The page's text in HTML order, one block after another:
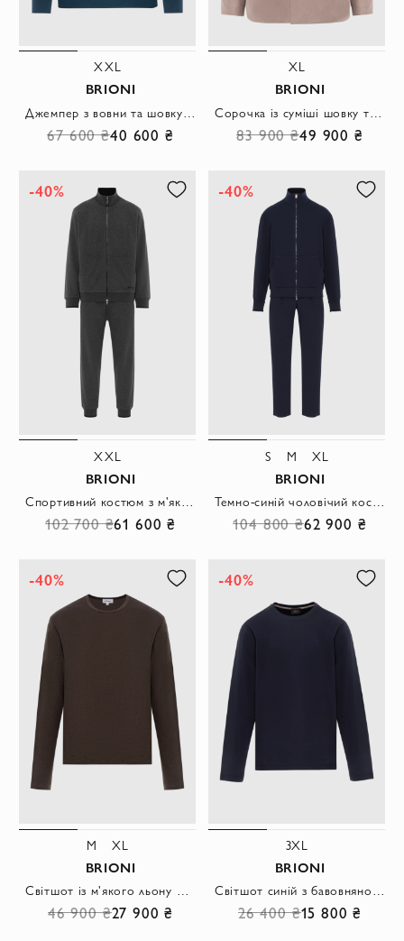
XXL
BRIONI
67 600 ₴40 600 ₴
XL
BRIONI
83 900 ₴49 900 ₴
-40%
XXL
BRIONI
Спортивний костюм з м'якого матеріалу у кольорі графіт
102 700 ₴61 600 ₴
-40%
S M XL
BRIONI
Темно-синій чоловічий костюм для спорту та відпочинку на блискавці
104 800 ₴62 900 ₴
-40%
M XL
BRIONI
Світшот із м'якого льону шоколадного кольору з мінімалістичним силуетом
46 900 ₴27 900 ₴
-40%
3XL
BRIONI
Світшот синій з бавовняного трикотажу без декору
26 400 ₴15 800 ₴